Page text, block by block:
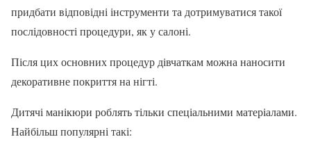
придбати відповідні інструменти та дотримуватися такої
послідовності процедури, як у салоні.
Після цих основних процедур дівчаткам можна наносити
декоративне покриття на нігті.
Дитячі манікюри роблять тільки спеціальними матеріалами.
Найбільш популярні такі: